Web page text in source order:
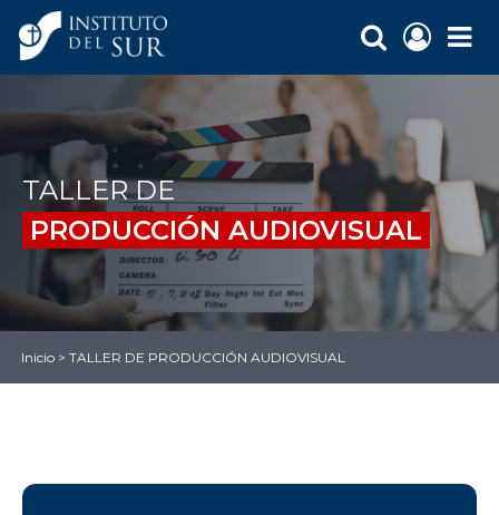
TALLER DE
PRODUCCIÓN AUDIOVISUAL
Inicio > TALLER DE PRODUCCIÓN AUDIOVISUAL